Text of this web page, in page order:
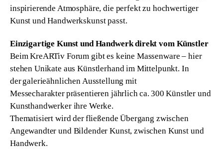
inspirierende Atmosphäre, die perfekt zu hochwertiger
Kunst und Handwerkskunst passt.
Einzigartige Kunst und Handwerk direkt vom Künstler
Beim KreARTiv Forum gibt es keine Massenware – hier
stehen Unikate aus Künstlerhand im Mittelpunkt. In
der galerieähnlichen Ausstellung mit
Messecharakter präsentieren jährlich ca. 300 Künstler und
Kunsthandwerker ihre Werke.
Thematisiert wird der fließende Übergang zwischen
Angewandter und Bildender Kunst, zwischen Kunst und
Handwerk.